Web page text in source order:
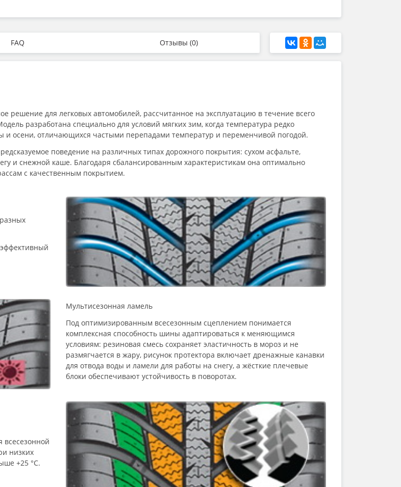
FAQ Отзывы (0)
решение для легковых автомобилей, рассчитанное на эксплуатацию в течение всего
разработана специально для условий мягких зим, когда температура редко
и осени, отличающихся частыми перепадами температур и переменчивой погодой.
поведение на различных типах дорожного покрытия: сухом асфальте,
и снежной каше. Благодаря сбалансированным характеристикам она оптимально
с качественным покрытием.
Мультисезонная ламель
Под оптимизированным всесезонным сцеплением понимается
комплексная способность шины адаптироваться к меняющимся
условиям: резиновая смесь сохраняет эластичность в мороз и не
размягчается в жару, рисунок протектора включает дренажные канавки
для отвода воды и ламели для работы на снегу, а жёсткие плечевые
блоки обеспечивают устойчивость в поворотах.
всесезонной
низких
+25 °C.